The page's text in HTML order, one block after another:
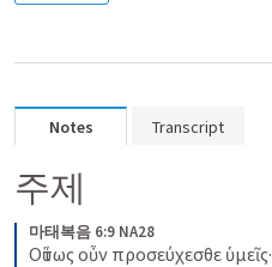
Notes Transcript
주제
마태복음 6:9 NA28
Οὕτως οὖν προσεύχεσθε ὑμεῖς·